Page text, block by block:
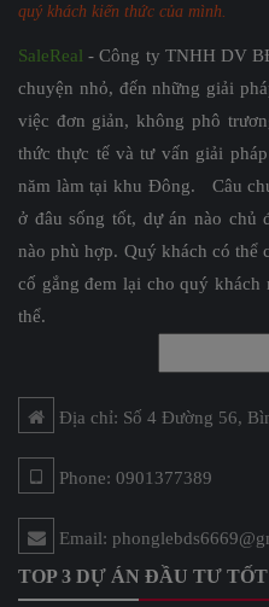
quý khách kiến thức của mình.
SaleReal - Công ty TNHH DV
chuyện nhỏ, đến những giải
việc đơn giản, không phô
thức thực tế và tư vấn giải
năm làm tại khu Đông. Câu
ở đâu sống tốt, dự án nào chủ
nào phù hợp. Quý khách có thể
cố gắng đem lại cho quý
thể.
Địa chỉ: Số 4 Đường 56,
Phone: 0901377389
Email:
TOP 3 DỰ ÁN ĐẦU TƯ TỐT